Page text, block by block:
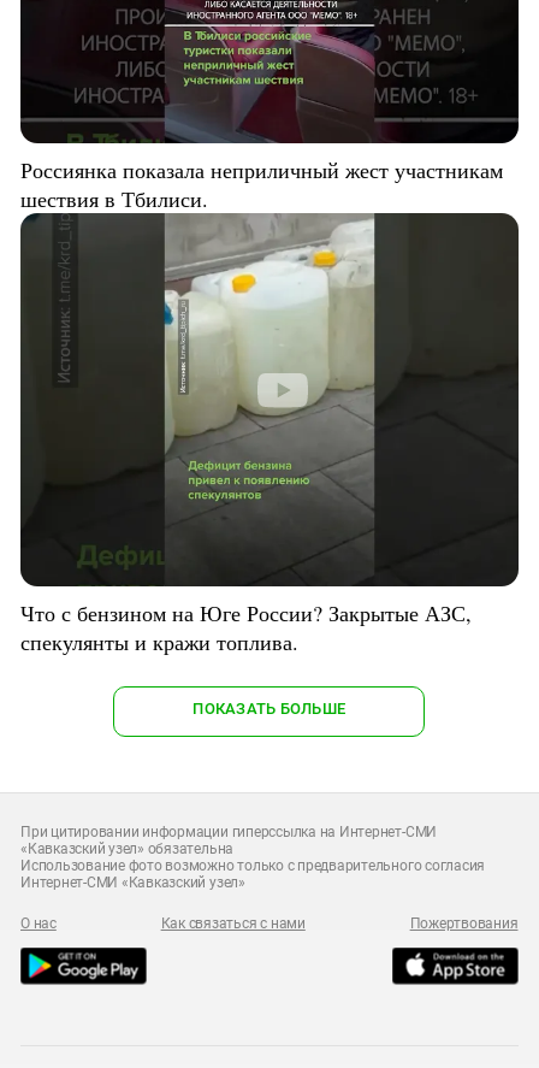
Россиянка показала неприличный жест участникам
шествия в Тбилиси.
Что с бензином на Юге России? Закрытые АЗС,
спекулянты и кражи топлива.
ПОКАЗАТЬ БОЛЬШЕ
При цитировании информации гиперссылка на Интернет-СМИ
«Кавказский узел» обязательна
Использование фото возможно только с предварительного согласия
Интернет-СМИ «Кавказский узел»
О нас Как связаться с нами Пожертвования